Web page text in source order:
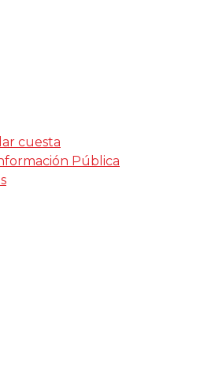
cuesta
Pública